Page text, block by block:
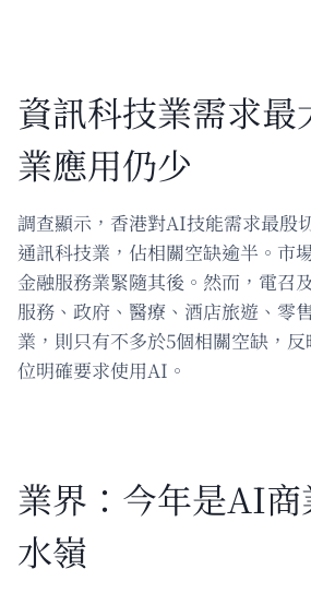
資訊科技業需求最
業應用仍少
調查顯示，香港對AI技能需求最殷
通訊科技業，佔相關空缺逾半。市
金融服務業緊隨其後。然而，電召
服務、政府、醫療、酒店旅遊、零
業，則只有不多於5個相關空缺，
位明確要求使用AI。
業界：今年是AI
水嶺